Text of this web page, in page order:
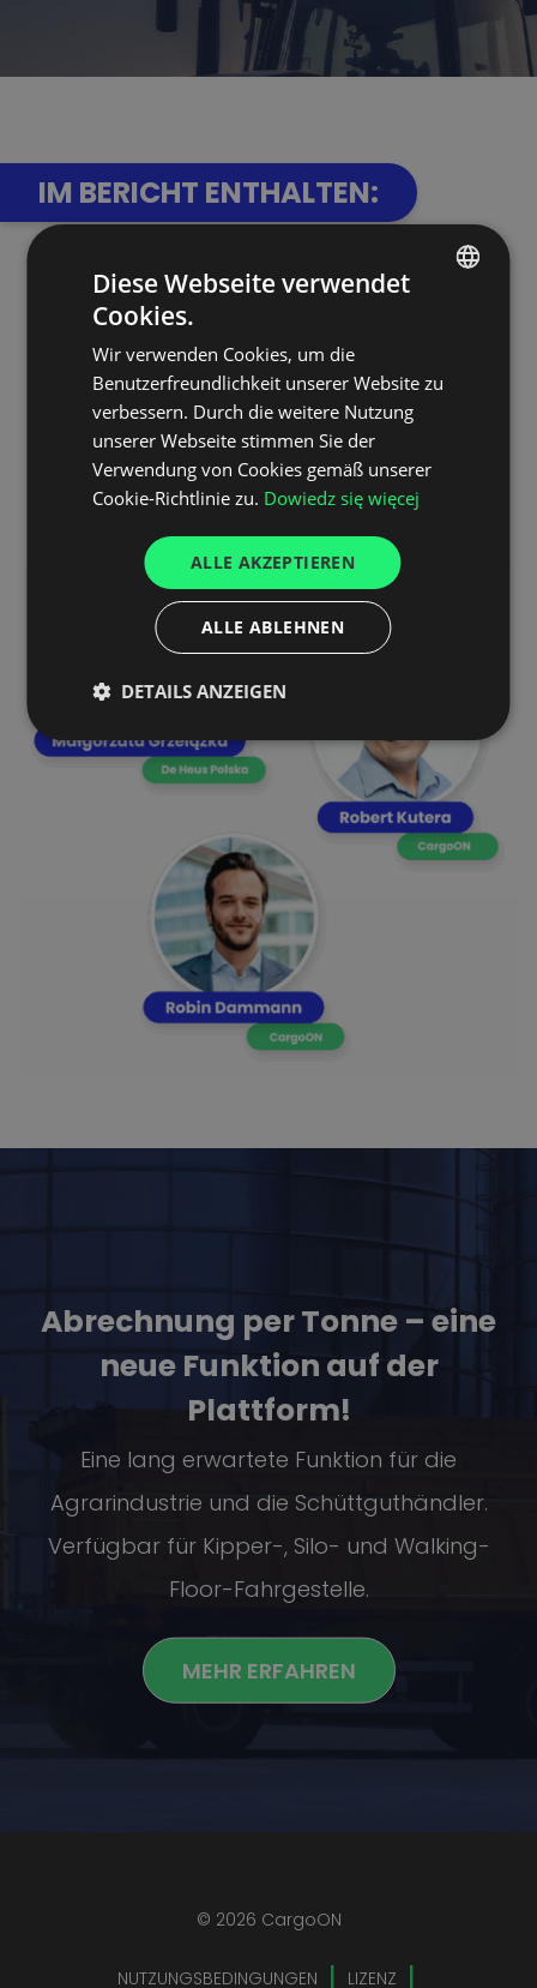
IM BERICHT ENTHALTEN:
Expertenbeiträge
Wird Europadas Obst und Gemüse
ausgehen?
Wo können wirEinsparungen erzielen?
Wie wird der“Green Deal”
Lieferketten verändern?
Abrechnung per Tonne – eine
neue Funktion auf der
Plattform!
Eine lang erwartete Funktion für die
Agrarindustrie und die Schüttguthändler.
Verfügbar für Kipper-, Silo- und Walking-
Floor-Fahrgestelle.
MEHR ERFAHREN
© 2026 CargoON
NUTZUNGSBEDINGUNGEN LIZENZ
SPANISH
FRENCH
Diese Webseite verwendet
Cookies.
Wir verwenden Cookies, um die
Benutzerfreundlichkeit unserer Website zu
verbessern. Durch die weitere Nutzung
unserer Webseite stimmen Sie der
Verwendung von Cookies gemäß unserer
Cookie-Richtlinie zu. Dowiedz się więcej
ALLE AKZEPTIEREN
ALLE ABLEHNEN
DETAILS ANZEIGEN